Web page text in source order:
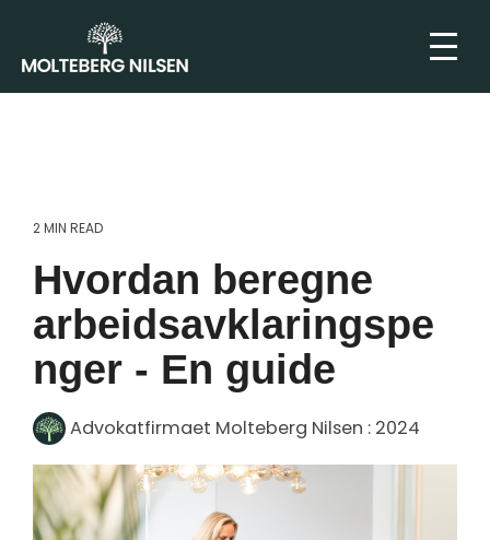
2 MIN READ
Hvordan beregne
arbeidsavklaringspe
nger - En guide
Advokatfirmaet Molteberg Nilsen : 2024